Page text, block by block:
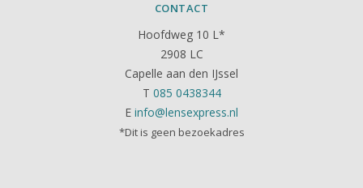
CONTACT
Hoofdweg 10 L*
2908 LC
Capelle aan den IJssel
T 085 0438344
E info@lensexpress.nl
*Dit is geen bezoekadres